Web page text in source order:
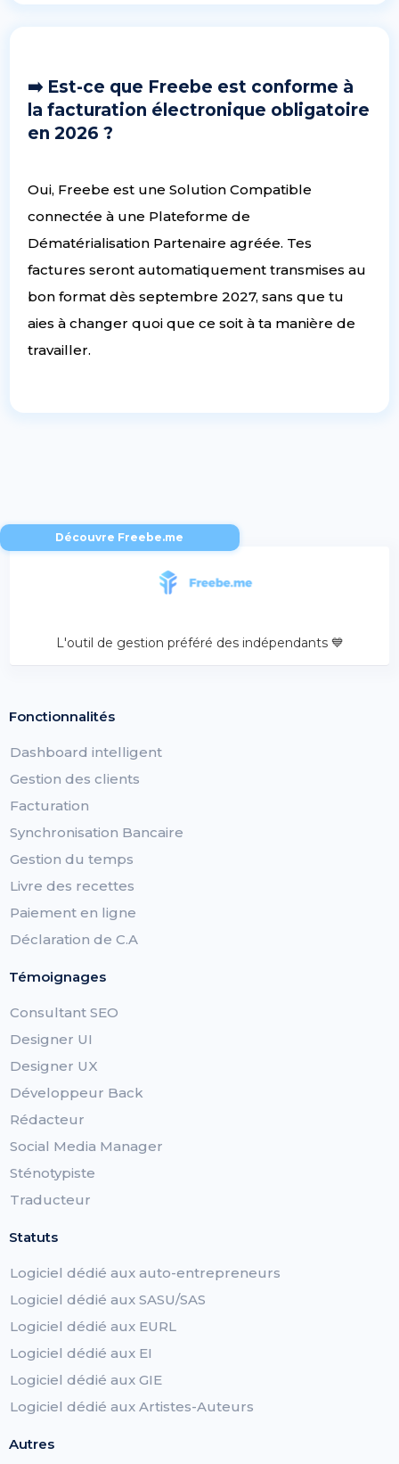
➡️ Est-ce que Freebe est conforme à
la facturation électronique obligatoire
en 2026 ?
Oui, Freebe est une Solution Compatible
connectée à une Plateforme de
Dématérialisation Partenaire agréée. Tes
factures seront automatiquement transmises au
bon format dès septembre 2027, sans que tu
aies à changer quoi que ce soit à ta manière de
travailler.
Découvre Freebe.me
L'outil de gestion préféré des indépendants 💙
Fonctionnalités
Dashboard intelligent
Gestion des clients
Facturation
Synchronisation Bancaire
Gestion du temps
Livre des recettes
Paiement en ligne
Déclaration de C.A
Témoignages
Consultant SEO
Designer UI
Designer UX
Développeur Back
Rédacteur
Social Media Manager
Sténotypiste
Traducteur
Statuts
Logiciel dédié aux auto-entrepreneurs
Logiciel dédié aux SASU/SAS
Logiciel dédié aux EURL
Logiciel dédié aux EI
Logiciel dédié aux GIE
Logiciel dédié aux Artistes-Auteurs
Autres